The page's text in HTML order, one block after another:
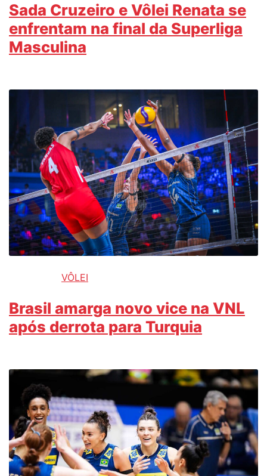
Sada Cruzeiro e Vôlei Renata se
enfrentam na final da Superliga
Masculina
VÔLEI
Brasil amarga novo vice na VNL
após derrota para Turquia